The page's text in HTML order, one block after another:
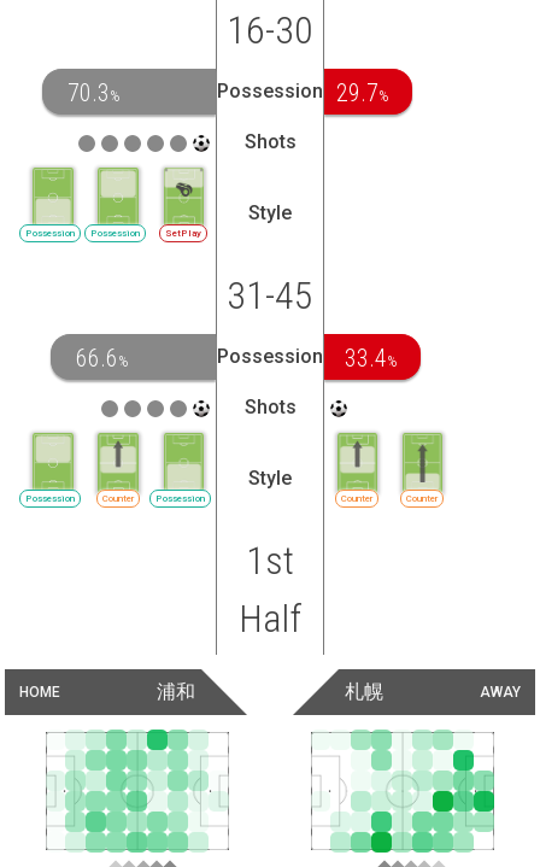
16-30
70.3 % Possession 29.7%
Shots
SetPlay
Possession
Possession
Style
31-45
66.6 % Possession 33.4%
Shots
Possession
Counter
Possession
Style
Counter Counter
1st
Half
HOME 浦和 AWAY
札幌